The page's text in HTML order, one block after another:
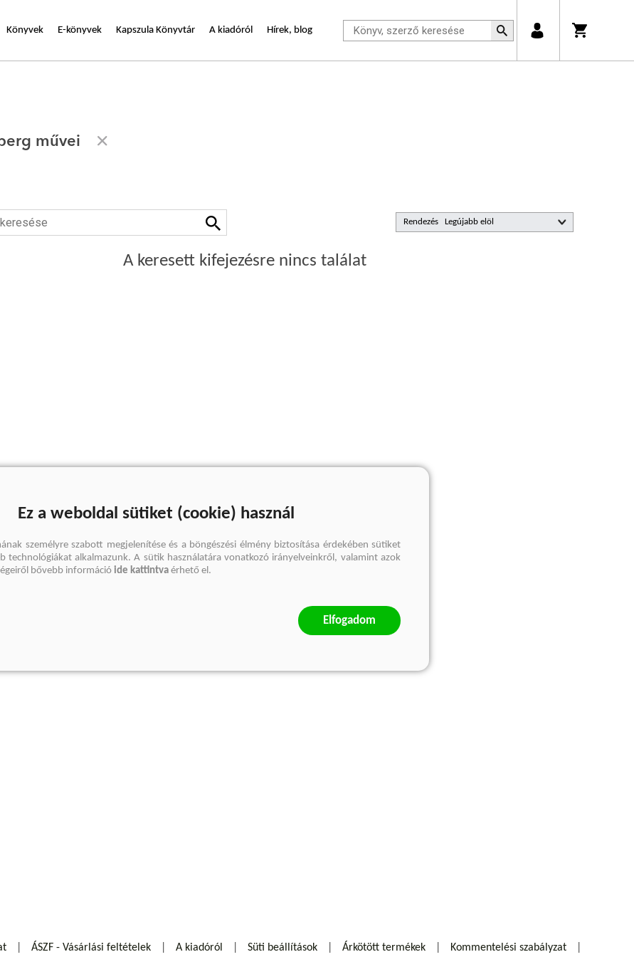
Könyvek E-könyvek Kapszula Könyvtár A kiadóról Hírek, blog
művei
Rendezés
A keresett kifejezésre nincs találat
ÁSZF - Vásárlási feltételek A kiadóról Süti beállítások Árkötött termékek Kommentelési szabályzat
Ez a weboldal sütiket (cookie) használ
személyre szabott megjelenítése és a böngészési élmény biztosítása érdekében sütiket
technológiákat alkalmazunk. A sütik használatára vonatkozó irányelveinkről, valamint azok
bővebb információide kattintva érhető el.
Elfogadom